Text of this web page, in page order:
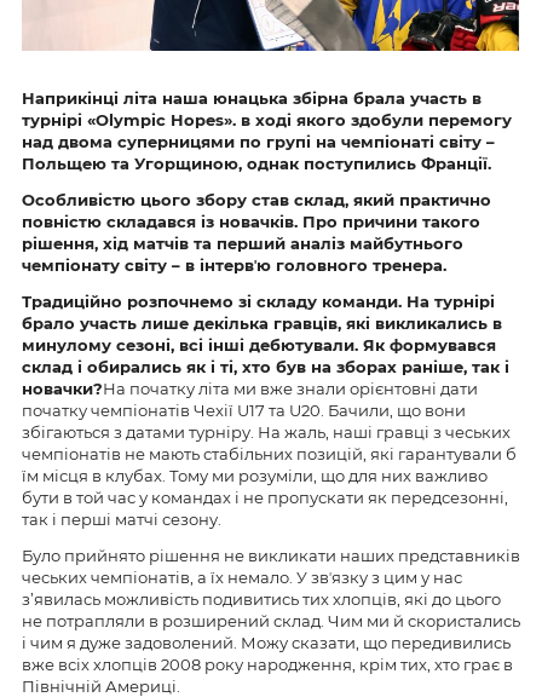
Наприкінці літа наша юнацька збірна брала участь в
турнірі «Olympic Hopes». в ході якого здобули перемогу
над двома суперницями по групі на чемпіонаті світу –
Польщею та Угорщиною, однак поступились Франції.
Особливістю цього збору став склад, який практично
повністю складався із новачків. Про причини такого
рішення, хід матчів та перший аналіз майбутнього
чемпіонату світу – в інтервʼю головного тренера.
Традиційно розпочнемо зі складу команди. На турнірі
брало участь лише декілька гравців, які викликались в
минулому сезоні, всі інші дебютували. Як формувався
склад і обирались як і ті, хто був на зборах раніше, так і
новачки?На початку літа ми вже знали орієнтовні дати
початку чемпіонатів Чехії U17 та U20. Бачили, що вони
збігаються з датами турніру. На жаль, наші гравці з чеських
чемпіонатів не мають стабільних позицій, які гарантували б
їм місця в клубах. Тому ми розуміли, що для них важливо
бути в той час у командах і не пропускати як передсезонні,
так і перші матчі сезону.
Було прийнято рішення не викликати наших представників
чеських чемпіонатів, а їх немало. У звʼязку з цим у нас
з’явилась можливість подивитись тих хлопців, які до цього
не потрапляли в розширений склад. Чим ми й скористались
і чим я дуже задоволений. Можу сказати, що передивились
вже всіх хлопців 2008 року народження, крім тих, хто грає в
Північній Америці.